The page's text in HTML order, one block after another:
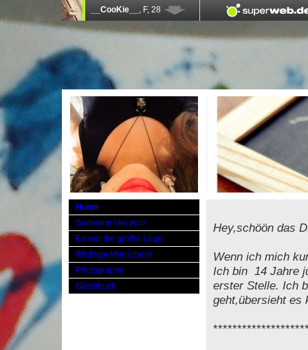
Home
Someone like you!
Es war die größte Lüge!
Wichtige Menschen!
Photography
Gästebuch
Hey,schöön das
Wenn ich mich
Ich bin 14 Jahre
erster Stelle. Ich
geht,übersieht es